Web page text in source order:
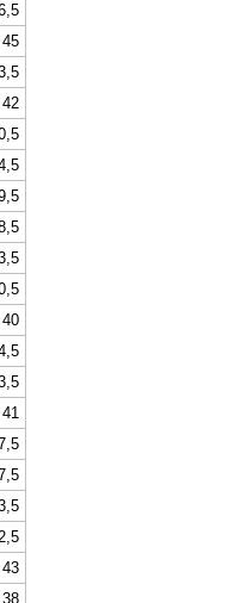
45
42
40
41
43
38